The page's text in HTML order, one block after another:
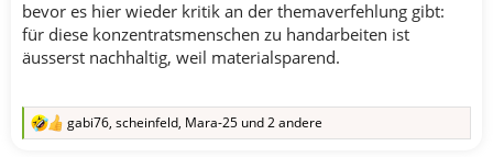
bevor es hier wieder kritik an der themaverfehlung gibt:
für diese konzentratsmenschen zu handarbeiten ist
äusserst nachhaltig, weil materialsparend.
R
gabi76, scheinfeld, Mara-25 und 2 andere